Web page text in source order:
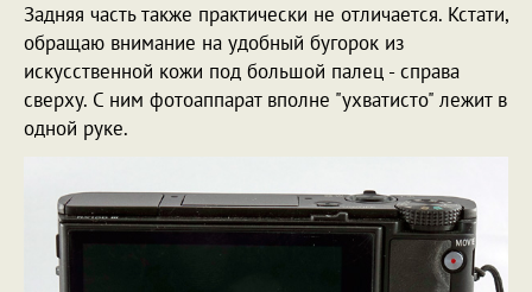
Задняя часть также практически не отличается. Кстати,
обращаю внимание на удобный бугорок из
искусственной кожи под большой палец - справа
сверху. С ним фотоаппарат вполне "ухватисто" лежит в
одной руке.